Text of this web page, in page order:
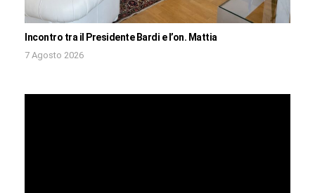
Incontro tra il Presidente Bardi e l’on. Mattia
7 Agosto 2026